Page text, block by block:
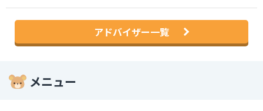
アドバイザー一覧
メニュー